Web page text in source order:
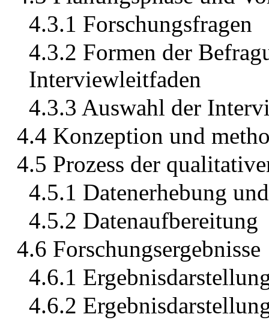
4.3.1 Forschungsfragen
4.3.2 Formen der
Interviewleitfaden
4.3.3 Auswahl der
4.4 Konzeption und
4.5 Prozess der
4.5.1 Datenerhebung
4.5.2 Datenaufbereitung
4.6 Forschungsergebnisse
4.6.1
4.6.2